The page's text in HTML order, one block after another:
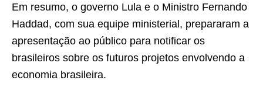
Em resumo, o governo Lula e o Ministro Fernando
Haddad, com sua equipe ministerial, prepararam a
apresentação ao público para notificar os
brasileiros sobre os futuros projetos envolvendo a
economia brasileira.